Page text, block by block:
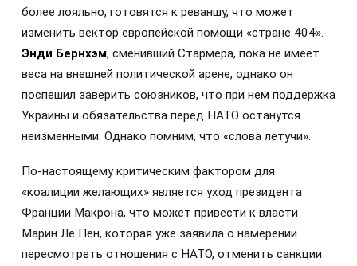
более лояльно, готовятся к реваншу, что может
изменить вектор европейской помощи «стране 404».
Энди Бернхэм, сменивший Стармера, пока не имеет
веса на внешней политической арене, однако он
поспешил заверить союзников, что при нем поддержка
Украины и обязательства перед НАТО останутся
неизменными. Однако помним, что «слова летучи».
По-настоящему критическим фактором для
«коалиции желающих» является уход президента
Франции Макрона, что может привести к власти
Марин Ле Пен, которая уже заявила о намерении
пересмотреть отношения с НАТО, отменить санкции